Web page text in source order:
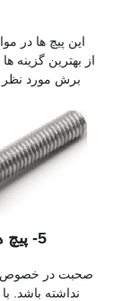
این پیچ ها در
از بهترین گزینه
برش مورد نظر
5- پیچ های فلنج یا Flange یا Hex Washer
صحبت در خصوص
نداشته باشد.